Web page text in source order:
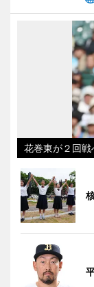
花巻東が２回